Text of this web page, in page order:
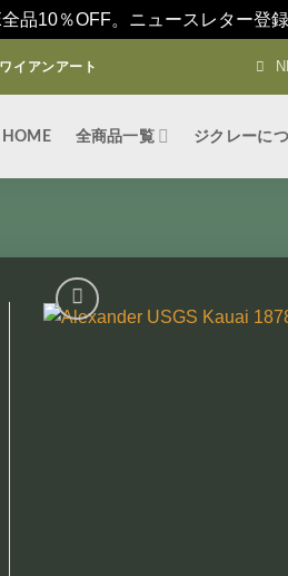
品10％OFF。ニュースレター登
イアンアート
HOME 全商品一覧 ジクレーに